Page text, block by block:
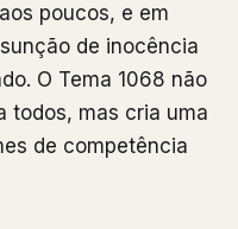
poucos, e em
de inocência
O Tema 1068 não
todos, mas cria uma
de competência